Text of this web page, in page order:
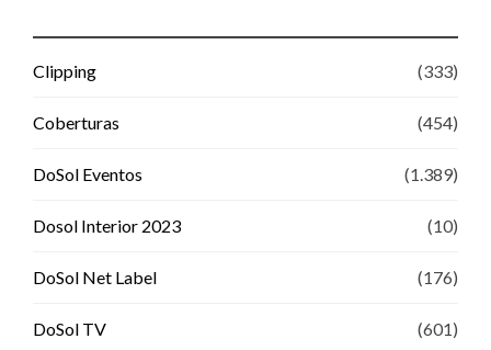
Clipping (333)
Coberturas (454)
DoSol Eventos (1.389)
Dosol Interior 2023 (10)
DoSol Net Label (176)
DoSol TV (601)